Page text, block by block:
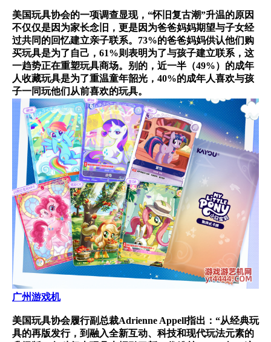
美国玩具协会的一项调查显现，“怀旧复古潮”升温的原因
不仅仅是因为家长念旧，更是因为爸爸妈妈期望与子女经
过共同的回忆建立亲子联系。73%的爸爸妈妈供认他们购
买玩具是为了自己，61%则表明为了与孩子建立联系，这
一趋势正在重塑玩具商场。别的，近一半（49%）的成年
人收藏玩具是为了重温童年韶光，40%的成年人喜欢与孩
子一同玩他们从前喜欢的玩具。
广州游戏机
美国玩具协会履行副总裁Adrienne Appell指出：“从经典玩
具的再版发行，到融入全新互动、科技和现代玩法元素的